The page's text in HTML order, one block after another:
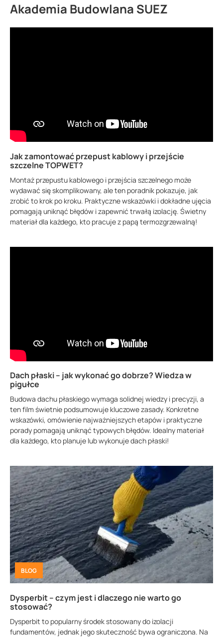
Akademia Budowlana SUEZ
Jak zamontować przepust kablowy i przejście
szczelne TOPWET?
Montaż przepustu kablowego i przejścia szczelnego może
wydawać się skomplikowany, ale ten poradnik pokazuje, jak
zrobić to krok po kroku. Praktyczne wskazówki i dokładne ujęcia
pomagają uniknąć błędów i zapewnić trwałą izolację. Świetny
materiał dla każdego, kto pracuje z papą termozgrzewalną!
Dach płaski – jak wykonać go dobrze? Wiedza w
pigułce
Budowa dachu płaskiego wymaga solidnej wiedzy i precyzji, a
ten film świetnie podsumowuje kluczowe zasady. Konkretne
wskazówki, omówienie najważniejszych etapów i praktyczne
porady pomagają uniknąć typowych błędów. Idealny materiał
dla każdego, kto planuje lub wykonuje dach płaski!
BLOG
Dysperbit – czym jest i dlaczego nie warto go
stosować?
Dysperbit to popularny środek stosowany do izolacji
fundamentów, jednak jego skuteczność bywa ograniczona. Na